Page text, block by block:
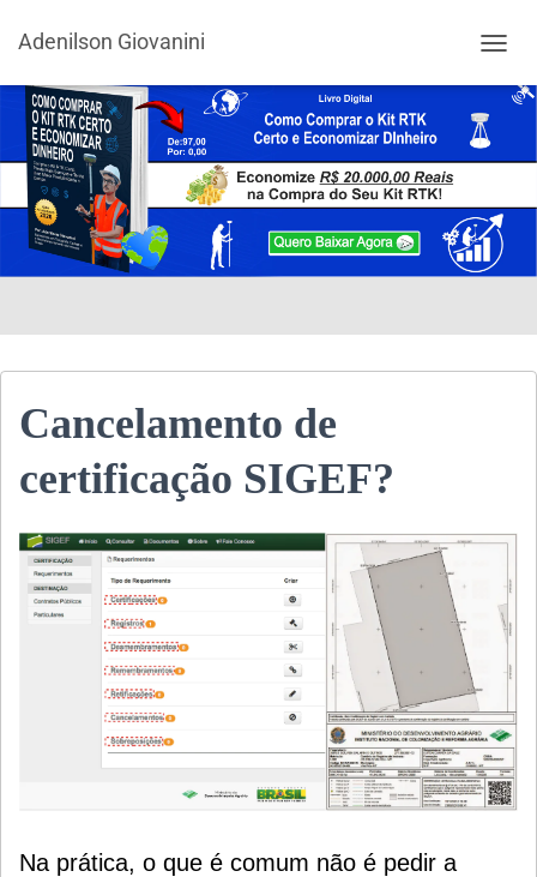
Adenilson Giovanini
Cancelamento de
certificação SIGEF?
Na prática, o que é comum não é pedir a